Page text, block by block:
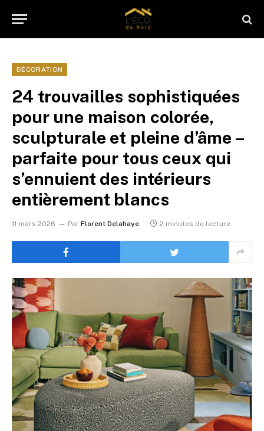
DÉCORATION
24 trouvailles sophistiquées
pour une maison colorée,
sculpturale et pleine d’âme –
parfaite pour tous ceux qui
s’ennuient des intérieurs
entièrement blancs
11 mars 2026 Par Florent Delahaye 2 minutes de lecture